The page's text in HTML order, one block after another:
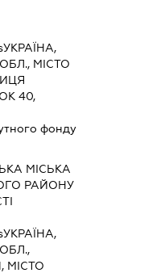
УКРАЇНА,
МІСТО
40,
фонду
МІСЬКА
РАЙОНУ
УКРАЇНА,
МІСТО